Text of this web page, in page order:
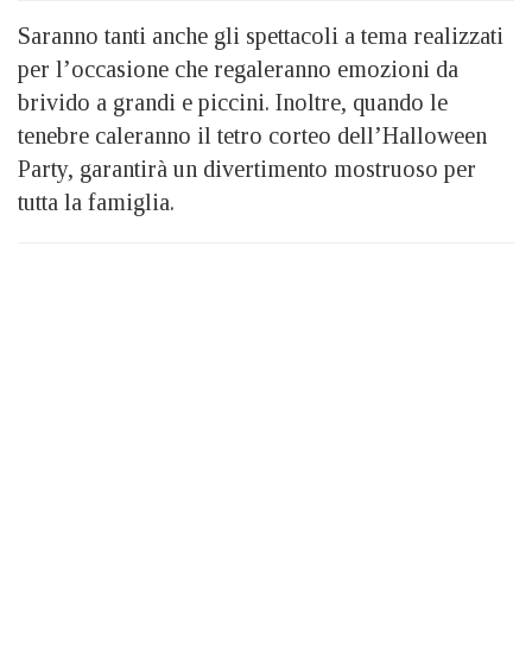
Saranno tanti anche gli spettacoli a tema realizzati
per l’occasione che regaleranno emozioni da
brivido a grandi e piccini. Inoltre, quando le
tenebre caleranno il tetro corteo dell’Halloween
Party, garantirà un divertimento mostruoso per
tutta la famiglia.